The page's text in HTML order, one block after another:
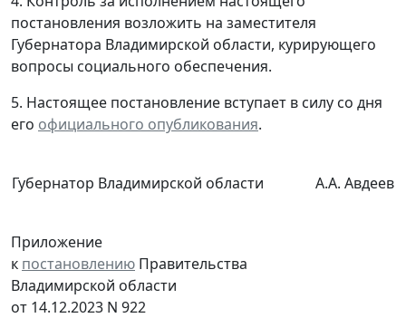
постановления возложить на заместителя
Губернатора Владимирской области, курирующего
вопросы социального обеспечения.
5. Настоящее постановление вступает в силу со дня
его официального опубликования.
Губернатор Владимирской области А.А. Авдеев
Приложение
к постановлению Правительства
Владимирской области
от 14.12.2023 N 922